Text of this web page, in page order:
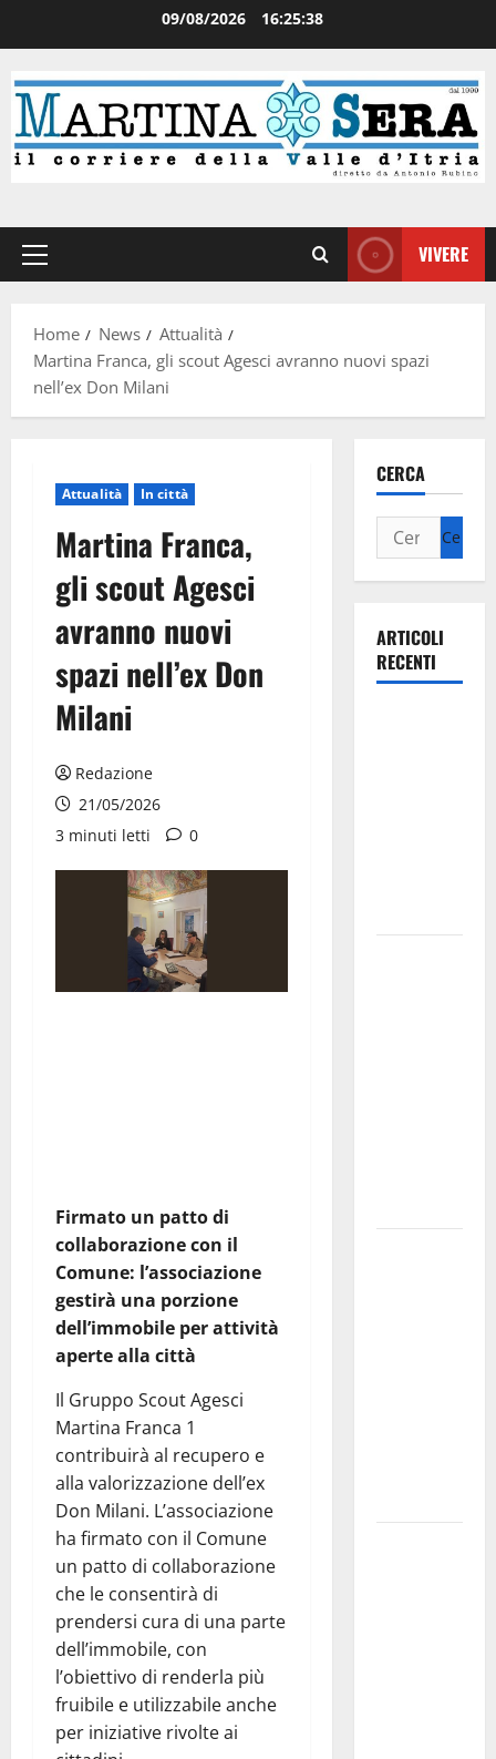
09/08/2026 16:25:38
VIVERE
Home News
Attualità
Martina Franca, gli scout Agesci avranno nuovi spazi
nell’ex Don Milani
Attualità In città
Martina Franca,
gli scout Agesci
avranno nuovi
spazi nell’ex Don
Milani
Redazione
21/05/2026
3 minuti letti
0
Firmato un patto di
collaborazione con il
Comune: l’associazione
gestirà una porzione
dell’immobile per attività
aperte alla città
Il Gruppo Scout Agesci
Martina Franca 1
contribuirà al recupero e
alla valorizzazione dell’ex
Don Milani. L’associazione
ha firmato con il Comune
un patto di collaborazione
che le consentirà di
prendersi cura di una parte
dell’immobile, con
l’obiettivo di renderla più
fruibile e utilizzabile anche
per iniziative rivolte ai
CERCA
ARTICOLI
RECENTI